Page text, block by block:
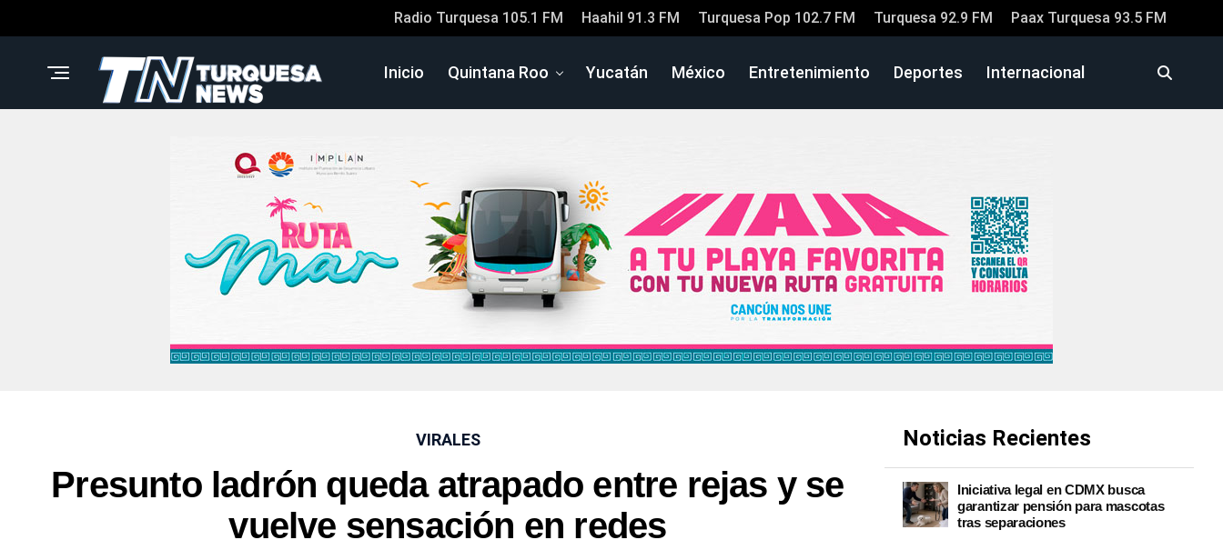
Radio Turquesa 105.1 FM Haahil 91.3 FM Turquesa Pop 102.7 FM Turquesa 92.9 FM Paax Turquesa 93.5 FM
Inicio Quintana Roo Yucatán México Entretenimiento Deportes Internacional
VIRALES
Presunto ladrón queda atrapado entre rejas y se
vuelve sensación en redes
Noticias Recientes
Iniciativa legal en CDMX busca
garantizar pensión para mascotas
tras separaciones